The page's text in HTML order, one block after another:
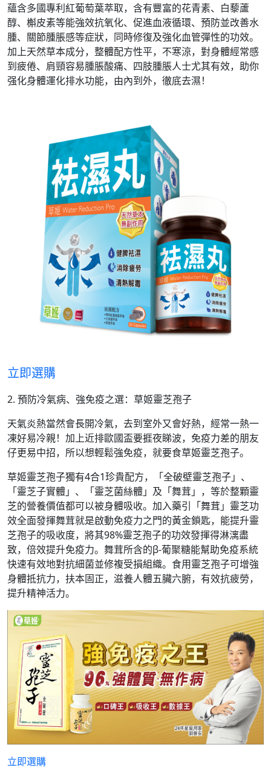
蘊含多國專利紅葡萄葉萃取，含有豐富的花青素、白藜蘆
醇、槲皮素等能強效抗氧化、促進血液循環、預防並改善水
腫、關節腫脹感等症狀，同時修復及強化血管彈性的功效。
加上天然草本成分，整體配方性平，不寒涼，對身體經常感
到疲倦、肩頸容易腫脹酸痛、四肢腫脹人士尤其有效，助你
强化身體運化排水功能，由內到外，徹底去濕！
立即選購
2. 預防冷氣病、強免疫之選：草姬靈芝孢子
天氣炎熱當然會長開冷氣，去到室外又會好熱，經常一熱一
凍好易冷親！加上近排歐國盃要捱夜睇波，免疫力差的朋友
仔更易中招，所以想輕鬆強免疫，就要食草姬靈芝孢子。
草姬靈芝孢子獨有4合1珍貴配方，「全破壁靈芝孢子」、
「靈芝子實體」、「靈芝菌絲體」及「舞茸」，等於整顆靈
芝的營養價值都可以被身體吸收。加入藥引「舞茸」靈芝功
效全面發揮舞茸就是啟動免疫力之門的黃金鎖匙，能提升靈
芝孢子的吸收度，將其98%靈芝孢子的功效發揮得淋漓盡
致，倍效提升免疫力。舞茸所含的β-葡聚糖能幫助免疫系統
快速有效地對抗細菌並修複受損組織。食用靈芝孢子可增強
身體抵抗力，扶本固正，滋養人體五臟六腑，有效抗疲勞，
提升精神活力。
立即選購